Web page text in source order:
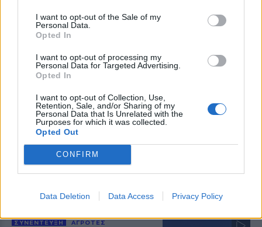
I want to opt-out of the Sale of my
Personal Data.
Opted In
I want to opt-out of processing my
Personal Data for Targeted Advertising.
Opted In
I want to opt-out of Collection, Use,
Retention, Sale, and/or Sharing of my
Personal Data that Is Unrelated with the
Purposes for which it was collected.
Opted Out
CONFIRM
Data Deletion Data Access Privacy Policy
Η Μυτιλήνη κινείται στους
ρυθμούς της Λευκής Νύχτας
Μουσική, παιδικές δράσεις,
προσφορές από τις 6.30 το
απόγευμα – Ο Γιάννης Μουτζούρης
παρουσίασε στον «Ν» 99 fm το
ΑΓΡΟΤΕΣ
Νέα κρούσματα αφθώδους
πυρετού σε Κάπη και Λεπέτυμνο
Αρνητικά τα αποτελέσματα σε
άλλες 28 μονάδες
ΣΥΝΕΝΤΕΥΞΗ ΑΓΡΟΤΕΣ